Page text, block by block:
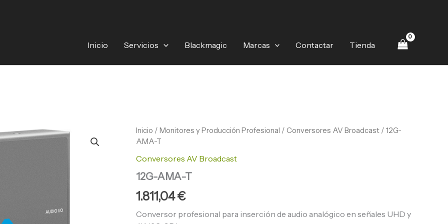
Inicio
Servicios Blackmagic Marcas Contactar Tienda
Inicio / Monitores y Producción Profesional / Conversores AV Broadcast / 12G-
AMA-T
Conversores AV Broadcast
12G-AMA-T
1.811,04€
Conversor profesional para inserción de audio analógico en señales UHD y
12G-
AMA-
cantidad